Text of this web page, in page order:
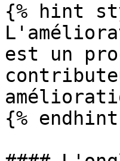
{% hint
est un
{%